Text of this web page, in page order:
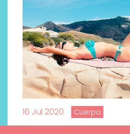
16 Jul 2020 Cuerpo